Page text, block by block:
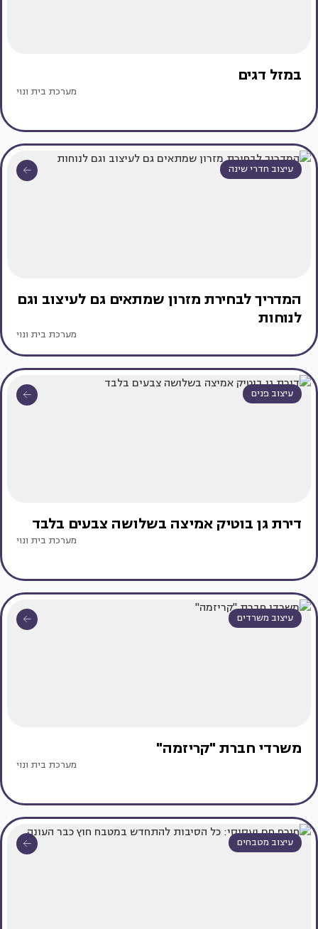
במזל דגים
מערכת בית ונוי
עיצוב חדרי שינה
המדריך לבחירת מזרון שמתאים גם לעיצוב וגם
לנוחות
מערכת בית ונוי
עיצוב פנים
דירת גן בוטיק אמיצה בשלושה צבעים בלבד
מערכת בית ונוי
עיצוב משרדים
משרדי חברת "קריזמה"
מערכת בית ונוי
עיצוב מטבחים